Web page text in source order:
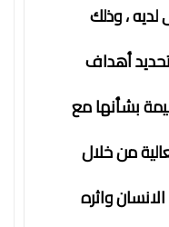
لديه ، وذلك
أهداف
بشأنها مع
من خلال
واثره